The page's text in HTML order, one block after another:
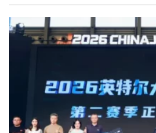
o